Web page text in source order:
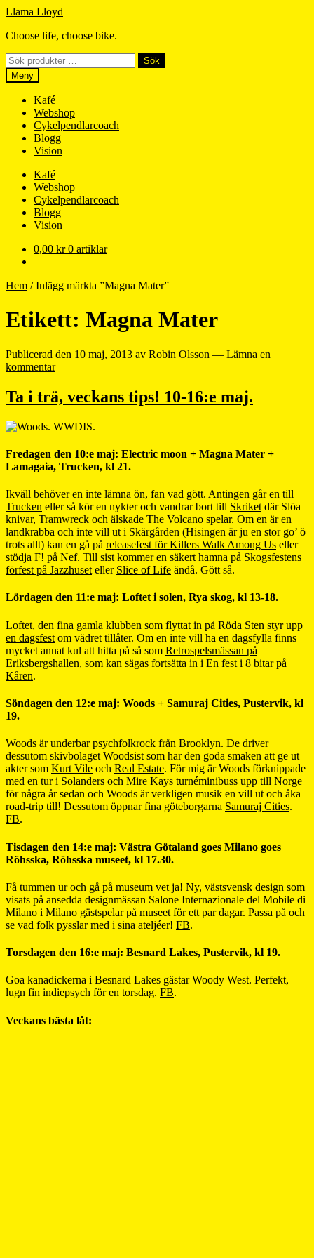
Hoppa
navigering
Hoppa
innehåll
Llama Lloyd
Choose life, choose bike.
Sök
efter:
Sök
Meny
Kafé
Webshop
Cykelpendlarcoach
Blogg
Vision
Kafé
Webshop
Cykelpendlarcoach
Blogg
Vision
0,00 kr 0 artiklar
Hem /Inlägg märkta ”Magna Mater”
Etikett: Magna Mater
Publicerad den 10 maj, 2013 av Robin Olsson — Lämna en
kommentar
Ta i trä, veckans tips! 10-16:e maj.
Fredagen den 10:e maj: Electric moon + Magna Mater +
Lamagaia, Trucken, kl 21.
Ikväll behöver en inte lämna ön, fan vad gött. Antingen går en till
Trucken eller så kör en nykter och vandrar bort till Skriket där Slöa
knivar, Tramwreck och älskade The Volcano spelar. Om en är en
landkrabba och inte vill ut i Skärgården (Hisingen är ju en stor go’ ö
trots allt) kan en gå på releasefest för Killers Walk Among Us eller
stödja F! på Nef. Till sist kommer en säkert hamna på Skogsfestens
förfest på Jazzhuset eller Slice of Life ändå. Gött så.
Lördagen den 11:e maj: Loftet i solen, Rya skog, kl 13-18.
Loftet, den fina gamla klubben som flyttat in på Röda Sten styr upp
en dagsfest om vädret tillåter. Om en inte vill ha en dagsfylla finns
mycket annat kul att hitta på så som Retrospelsmässan på
Eriksbergshallen, som kan sägas fortsätta in i En fest i 8 bitar på
Kåren.
Söndagen den 12:e maj: Woods + Samuraj Cities, Pustervik, kl
19.
Woods är underbar psychfolkrock från Brooklyn. De driver
dessutom skivbolaget Woodsist som har den goda smaken att ge ut
akter som Kurt Vile och Real Estate. För mig är Woods förknippade
med en tur i Solanders och Mire Kays turnéminibuss upp till Norge
för några år sedan och Woods är verkligen musik en vill ut och åka
road-trip till! Dessutom öppnar fina göteborgarna Samuraj Cities.
FB.
Tisdagen den 14:e maj: Västra Götaland goes Milano goes
Röhsska, Röhsska museet, kl 17.30.
Få tummen ur och gå på museum vet ja! Ny, västsvensk design som
visats på ansedda designmässan Salone Internazionale del Mobile di
Milano i Milano gästspelar på museet för ett par dagar. Passa på och
se vad folk pysslar med i sina ateljéer! FB.
Torsdagen den 16:e maj: Besnard Lakes, Pustervik, kl 19.
Goa kanadickerna i Besnard Lakes gästar Woody West. Perfekt,
lugn fin indiepsych för en torsdag. FB.
Veckans bästa låt: